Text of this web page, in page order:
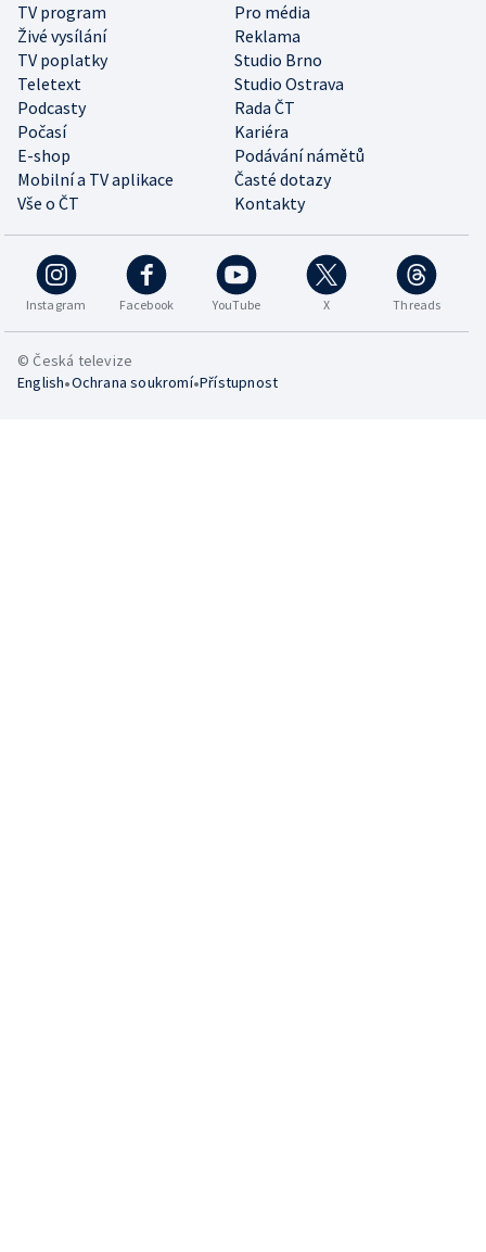
TV program
Pro média
Živé vysílání
Reklama
TV poplatky
Studio Brno
Teletext
Studio Ostrava
Podcasty
Rada ČT
Počasí
Kariéra
E-shop
Podávání námětů
Mobilní a TV aplikace
Časté dotazy
Vše o ČT
Kontakty
Instagram Facebook YouTube X Threads
© Česká televize
English•Ochrana soukromí•Přístupnost